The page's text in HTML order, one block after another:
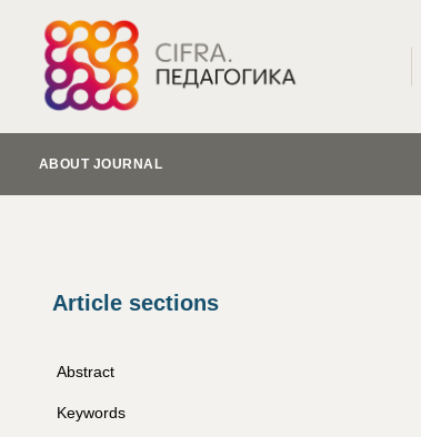
ABOUT JOURNAL
Article sections
Abstract
Keywords